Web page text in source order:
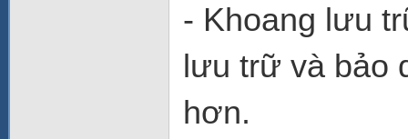
- Khoang lưu
lưu trữ và bảo
hơn.